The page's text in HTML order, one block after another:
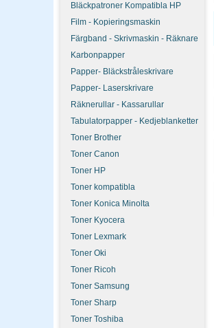
Bläckpatroner Kompatibla HP
Film - Kopieringsmaskin
Färgband - Skrivmaskin - Räknare
Karbonpapper
Papper- Bläckstråleskrivare
Papper- Laserskrivare
Räknerullar - Kassarullar
Tabulatorpapper - Kedjeblanketter
Toner Brother
Toner Canon
Toner HP
Toner kompatibla
Toner Konica Minolta
Toner Kyocera
Toner Lexmark
Toner Oki
Toner Ricoh
Toner Samsung
Toner Sharp
Toner Toshiba